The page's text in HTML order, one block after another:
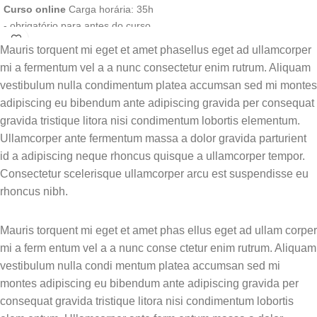
Análise Funcional IISCA
Apresentação de vídeos, análise
ao vivo e estruturação de planos
15:00 - 15:15 – Coffee-break
15:15 - 17:30 – Exercício Prático:
Simulação
Atividade em grupo para praticar
entrevistas e criar planos de
análise funcional
IISCA / SBT Dr Felipe Lemos
Dia 2: Tratamento SBT e
Aplicação Prática
09:00 - 10:30 – Princípios do
Tratamento SBT
Curso online Carga horária: 35h
- obrigatório para antes do curso
Comportamentos-problema e
Análise Funcional
Introdução aos conceitos
fundamentais e a evolução da
análise funcional.
Módulo 2: O que é a IISCA
Exploração dos 5 componentes
nucleares da Análise de
Informada por Entrevista.
Módulo 3: Precursores e co-
ocorrentes
Como identificar e utilizar
comportamentos precursores
Mauris torquent mi eget et amet phasellus eget ad ullamcorper
mi a fermentum vel a a nunc consectetur enim rutrum. Aliquam
vestibulum nulla condimentum platea accumsan sed mi montes
adipiscing eu bibendum ante adipiscing gravida per consequat
gravida tristique litora nisi condimentum lobortis elementum.
Ullamcorper ante fermentum massa a dolor gravida parturient
id a adipiscing neque rhoncus quisque a ullamcorper tempor.
Consectetur scelerisque ullamcorper arcu est suspendisse eu
rhoncus nibh.
Mauris torquent mi eget et amet phas ellus eget ad ullam corper
mi a ferm entum vel a a nunc conse ctetur enim rutrum. Aliquam
vestibulum nulla condi mentum platea accumsan sed mi
montes adipiscing eu bibendum ante adipiscing gravida per
consequat gravida tristique litora nisi condimentum lobortis